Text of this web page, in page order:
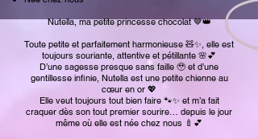
Nutella, ma petite princesse chocolat 🤎👑
Toute petite et parfaitement harmonieuse 🧸✨, elle est
toujours souriante, attentive et pétillante 🌸💕
D’une sagesse presque sans faille 🥹 et d’une
gentillesse infinie, Nutella est une petite chienne au
cœur en or 💖
Elle veut toujours tout bien faire 🐾✨ et m’a fait
craquer dès son tout premier sourire… depuis le jour
même où elle est née chez nous 🍼💕